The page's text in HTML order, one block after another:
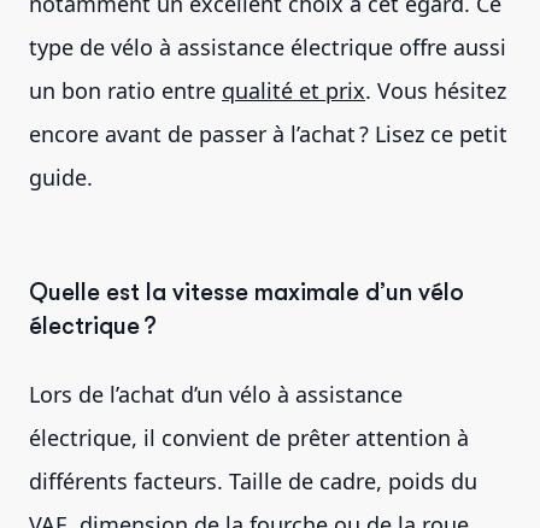
type de vélo à assistance électrique offre aussi
un bon ratio entre qualité et prix. Vous hésitez
encore avant de passer à l’achat ? Lisez ce petit
guide.
Quelle est la vitesse maximale d’un vélo
électrique ?
Lors de l’achat d’un vélo à assistance
électrique, il convient de prêter attention à
différents facteurs. Taille de cadre, poids du